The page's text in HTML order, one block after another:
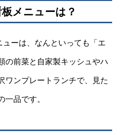
メニューは？
ーは、なんといっても「エ
の前菜と自家製キッシュやハ
ワンプレートランチで、見た
一品です。